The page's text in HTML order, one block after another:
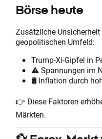
Börse heute
Zusätzliche
geopolitischen Umfeld:
Trump-Xi-Gipfel in
⚠️ Spannungen im
🛢️ Inflation durch
👉 Diese Faktoren
Märkten.